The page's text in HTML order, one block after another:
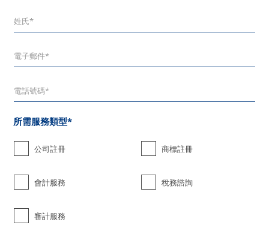
所需服務類型*
公司註冊 商標註冊
會計服務 稅務諮詢
審計服務